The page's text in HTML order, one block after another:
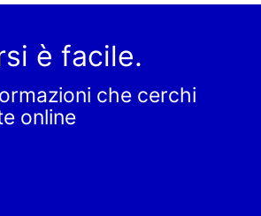
è facile.
che cerchi
online